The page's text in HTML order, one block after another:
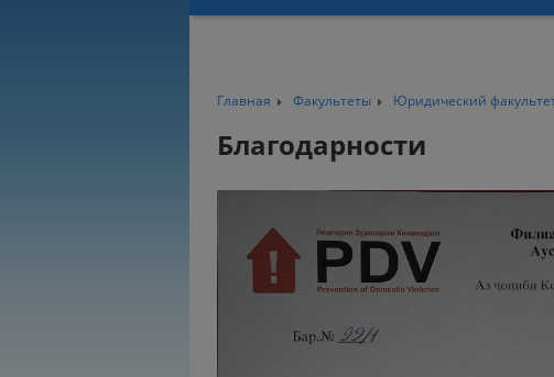
Главная Факультеты Юридический
Благодарности